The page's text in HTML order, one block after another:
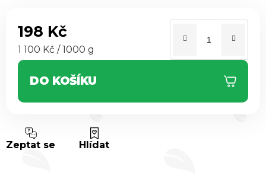
198 Kč
Měrná cena:
1 100 Kč / 1000 g
DO KOŠÍKU
Zeptat se Hlídat